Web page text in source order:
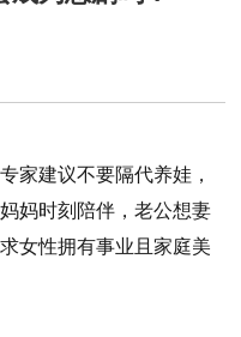
家建议不要隔代养娃，
妈时刻陪伴，老公想妻
女性拥有事业且家庭美